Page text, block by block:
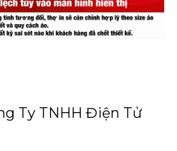
Ty TNHH Điện Tử